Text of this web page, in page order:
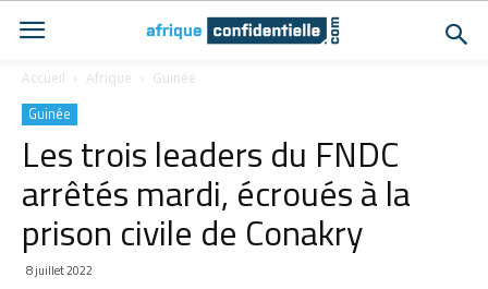
Accueil Afrique Guinée
Guinée
Les trois leaders du FNDC
arrêtés mardi, écroués à la
prison civile de Conakry
8 juillet 2022